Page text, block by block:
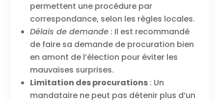
permettent une procédure par
correspondance, selon les règles locales.
Délais de demande: Il est recommandé
de faire sa demande de procuration bien
en amont de l’élection pour éviter les
mauvaises surprises.
Limitation des procurations: Un
mandataire ne peut pas détenir plus d’un